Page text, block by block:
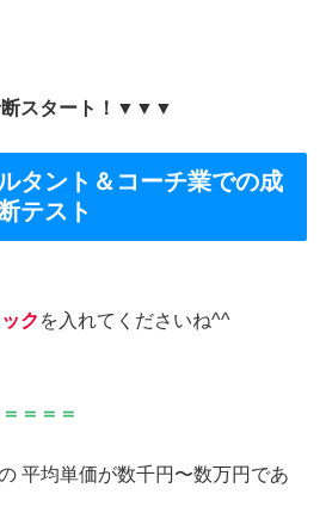
スタート！ ▼ ▼▼
タント＆コーチ業での成
テスト
ク を入れてくださいね^^
＝＝＝
平均単価が数千円〜数万円であ